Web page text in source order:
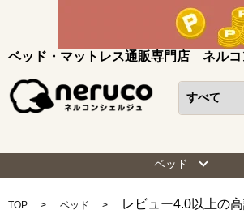
ベッド・マットレス通販専門店 ネル
ベッド
TOP ベッド レビュー4.0以上の